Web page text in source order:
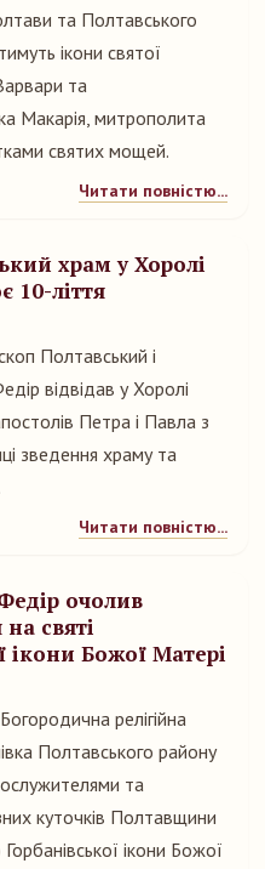
та Полтавського
ікони святої
та
Макарія, митрополита
святих мощей.
Читати повністю...
храм у Хоролі
10-ліття
Полтавський і
відвідав у Хоролі
Петра і Павла з
зведення храму та
Читати повністю...
очолив
святі
ікони Божої Матері
релігійна
Полтавського району
та
куточків Полтавщини
ікони Божої